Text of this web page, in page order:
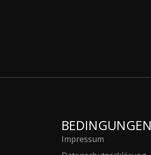
BEDINGUNGEN
Impressum